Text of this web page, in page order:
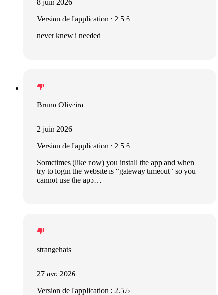
8 juin 2026
Version de l'application : 2.5.6
never knew i needed
Bruno Oliveira
2 juin 2026
Version de l'application : 2.5.6
Sometimes (like now) you install the app and when
try to login the website is “gateway timeout” so you
cannot use the app…
strangehats
27 avr. 2026
Version de l'application : 2.5.6